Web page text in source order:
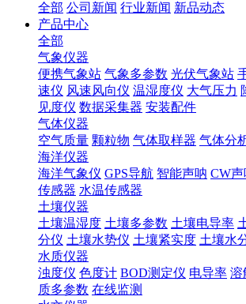
全部 公司新闻 行业新闻 新品动态
产品中心
全部
气象仪器
便携气象站 气象多参数 光伏气象站
速仪 风速风向仪 温湿度仪 大气压力
见度仪 数据采集器 安装配件
气体仪器
空气质量 颗粒物 气体取样器 气体分
海洋仪器
海洋气象仪 GPS导航 智能声呐 CW声
传感器 水温传感器
土壤仪器
土壤温湿度 土壤多参数 土壤电导率
分仪 土壤水势仪 土壤紧实度 土壤水
水质仪器
浊度仪 色度计 BOD测定仪 电导率 溶
质多参数 在线监测